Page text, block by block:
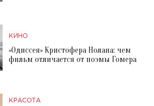
КИНО
«Одиссея» Кристофера Нолана: чем
фильм отличается от поэмы Гомера
КРАСОТА